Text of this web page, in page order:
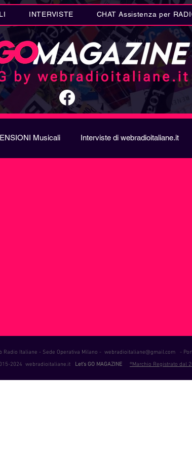
INTERVISTE CHAT Assistenza per
Musicali Interviste di webradioitaliane.it
CONTEST
Radio Italiane - Sede Operativa Milano - webradioitaliane@gmail.com -
2024 webradioitaliane.it Let's GO MAGAZINE ®Marchio Registrato dal